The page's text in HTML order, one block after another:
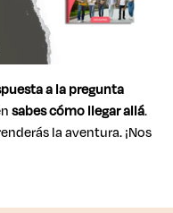
a la pregunta
sabes cómo llegar allá.
la aventura. ¡Nos